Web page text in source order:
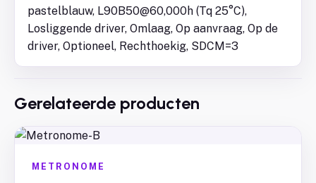
pastelblauw, L90B50@60,000h (Tq 25°C),
Losliggende driver, Omlaag, Op aanvraag, Op de
driver, Optioneel, Rechthoekig, SDCM=3
Gerelateerde producten
METRONOME